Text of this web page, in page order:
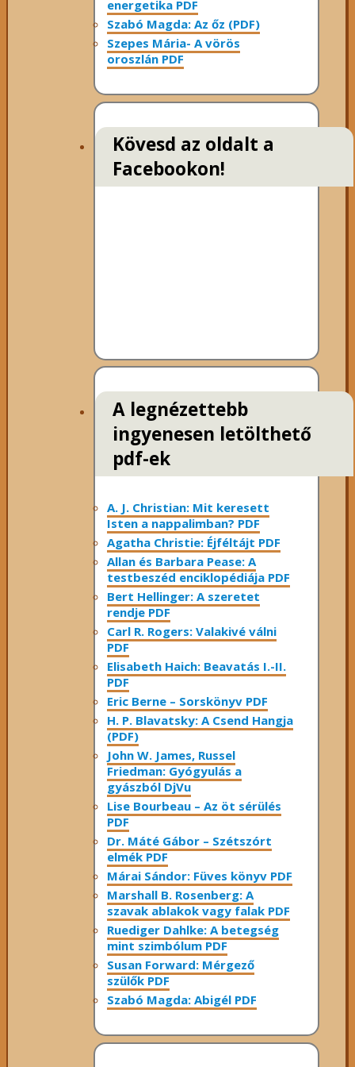
energetika PDF
Szabó Magda: Az őz (PDF)
Szepes Mária- A vörös
oroszlán PDF
Kövesd az oldalt a
Facebookon!
A legnézettebb
ingyenesen letölthető
pdf-ek
A. J. Christian: Mit keresett
Isten a nappalimban? PDF
Agatha Christie: Éjféltájt PDF
Allan és Barbara Pease: A
testbeszéd enciklopédiája PDF
Bert Hellinger: A ​szeretet
rendje PDF
Carl R. Rogers: Valakivé válni
PDF
Elisabeth Haich: Beavatás I.-II.
PDF
Eric Berne – Sorskönyv PDF
H. P. Blavatsky: A Csend Hangja
(PDF)
John W. James, Russel
Friedman: Gyógyulás a
gyászból DjVu
Lise Bourbeau – Az öt sérülés
PDF
Dr. Máté Gábor – Szétszórt
elmék PDF
Márai Sándor: Füves könyv PDF
Marshall B. Rosenberg: A
szavak ablakok vagy falak PDF
Ruediger Dahlke: A betegség
mint szimbólum PDF
Susan Forward: Mérgező
szülők PDF
Szabó Magda: Abigél PDF